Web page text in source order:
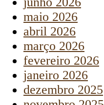
maio 2026
abril 2026
março 2026
fevereiro 2026
janeiro 2026
dezembro 2025